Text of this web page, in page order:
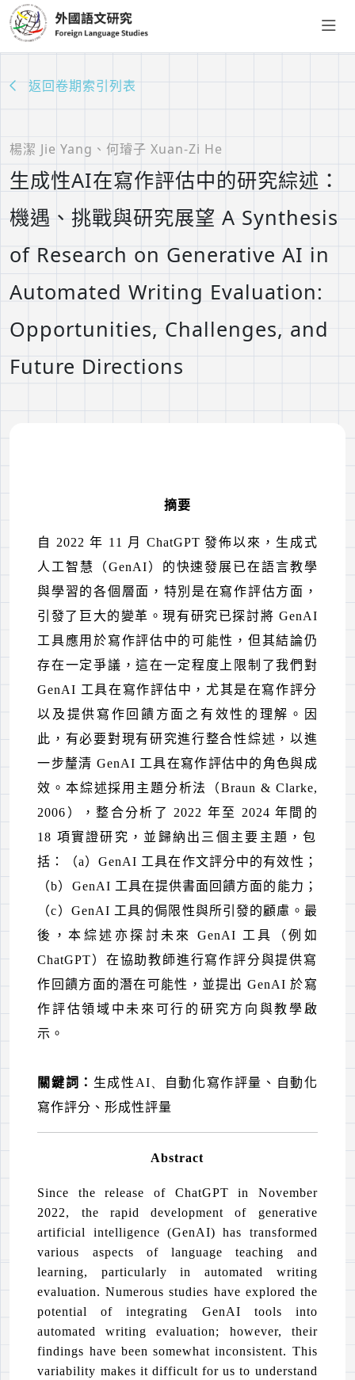
返回卷期索引列表
楊潔 Jie Yang、何璿子 Xuan-Zi He
生成性AI在寫作評估中的研究綜述：
機遇、挑戰與研究展望 A Synthesis
of Research on Generative AI in
Automated Writing Evaluation:
Opportunities, Challenges, and
Future Directions
摘要
自 2022年 11 月 ChatGPT發佈以來，生成式
人工智慧（GenAI）的快速發展已在語言教學
與學習的各個層面，特別是在寫作評估方面，
引發了巨大的變革。現有研究已探討將 GenAI
工具應用於寫作評估中的可能性，但其結論仍
存在一定爭議，這在一定程度上限制了我們對
GenAI 工具在寫作評估中，尤其是在寫作評分
以及提供寫作回饋方面之有效性的理解。因
此，有必要對現有研究進行整合性綜述，以進
一步釐清 GenAI 工具在寫作評估中的角色與成
效。本綜述採用主題分析法（Braun & Clarke,
2006 ），整合分析了 2022 年至 2024年間的
18 項實證研究，並歸納出三個主要主題，包
括：（a） GenAI 工具在作文評分中的有效性；
（b） GenAI 工具在提供書面回饋方面的能力；
（c） GenAI 工具的侷限性與所引發的顧慮。最
後，本綜述亦探討未來
GenAI 工具（例如
ChatGPT）在協助教師進行寫作評分與提供寫
作回饋方面的潛在可能性，並提出 GenAI於寫
作評估領域中未來可行的研究方向與教學啟
示。
關鍵詞： 生成性 AI、 自動化寫作評量、 自動化
寫作評分、形成性評量
Abstract
Since the release of ChatGPT in November
2022, the rapid development of generative
artificial intelligence (GenAI) has transformed
various aspects of language teaching and
learning, particularly in automated writing
evaluation. Numerous studies have explored the
potential of integrating GenAI tools into
automated writing evaluation; however, their
findings have been somewhat inconsistent. This
variability makes it difficult for us to understand